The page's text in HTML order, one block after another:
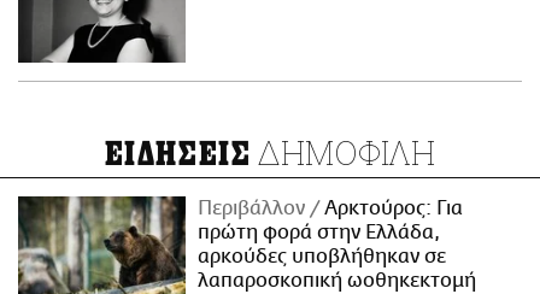
ΕΙΔΗΣΕΙΣ ΔΗΜΟΦΙΛΗ
Περιβάλλον
Αρκτούρος: Για
πρώτη φορά στην Ελλάδα,
αρκούδες υποβλήθηκαν σε
λαπαροσκοπική ωοθηκεκτομή